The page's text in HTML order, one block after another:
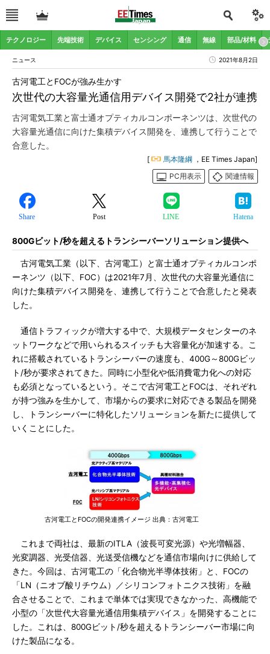
テクノロジー 先端技術 デバイス センシング 通信 無線 部品/材料
ニュース 2021年8月2日
次世代の大容量光通信用デバイス開発で2社が連携
古河電工とFOCが強み生かす
古河電気工業と富士通オプティカルコンポーネンツは、次世代の
大容量光通信に向けた集積デバイス開発を、連携して行うことで
合意した。
[ 馬本隆綱 ，EE Times Japan]
PC用表示
関連情報
Share Post LINE Hatena
800Gビット/秒を超えるトランシーバーソリューション提供へ
古河電気工業（以下、古河電工）と富士通オプティカルコンポ
ーネンツ（以下、FOC）は2021年7月、次世代の大容量光通信に
向けた集積デバイス開発を、連携して行うことで合意したと発表
した。
通信トラフィックが増大する中で、大規模データセンターのネ
ットワークなどで用いられるスイッチも大容量化が加速する。こ
れに搭載されているトランシーバーの速度も、400G～800Gビッ
ト/秒が要求されてきた。同時に小型化や低消費電力化への対応
も必須となっているという。そこで古河電工とFOCは、それぞれ
が持つ強みを生かして、市場からの要求に対応できる製品を開発
し、トランシーバーに特化したソリューションを新たに提供して
いくことにした。
古河電工とFOCの開発連携イメージ 出典：古河電工
これまで両社は、最新のITLA（波長可変光源）や光増幅器、
光変調器、光受信器、光送受信機などを通信市場向けに供給して
きた。今回は、古河電工の「化合物光半導体技術」と、FOCの
「LN（ニオブ酸リチウム）／シリコンフォトニクス技術」を融
合させることで、これまで単体では実現できなかった、高機能で
小型の「次世代大容量光通信用集積デバイス」を開発することに
した。これは、800Gビット/秒を超えるトランシーバー市場に向
けた製品になる。